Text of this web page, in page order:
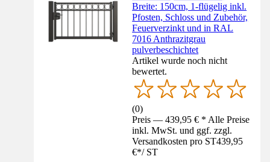
Breite: 150cm, 1-flügelig inkl.
Pfosten, Schloss und Zubehör,
Feuerverzinkt und in RAL
7016 Anthrazitgrau
pulverbeschichtet
Artikel wurde noch nicht
bewertet.
(0)
Preis — 439,95 € * Alle Preise
inkl. MwSt. und ggf. zzgl.
Versandkosten pro ST439,95
€*/ ST